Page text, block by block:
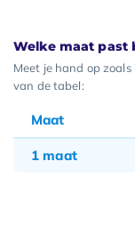
Welke maat past
Meet je hand op
van de tabel:
Maat
1 maat